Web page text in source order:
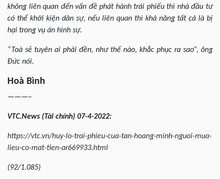
không liên quan đến vấn đề phát hành trái phiếu thì nhà đầu tư
có thể khởi kiện dân sự, nếu liên quan thì khả năng tất cả là bị
hại trong vụ án hình sự.
“Toà sẽ tuyên ai phải đền, như thế nào, khắc phục ra sao”, ông
Đức nói.
Hoà Bình
———–
VTC.News (Tài chính) 07-4-2022:
https://vtc.vn/huy-lo-trai-phieu-cua-tan-hoang-minh-nguoi-mua-
lieu-co-mat-tien-ar669933.html
(92/1.085)